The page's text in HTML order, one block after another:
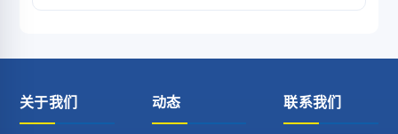
关于我们 动态 联系我们